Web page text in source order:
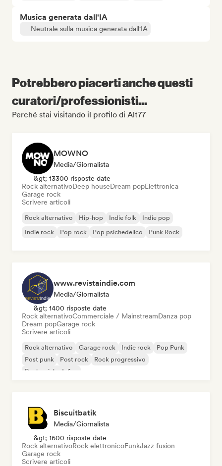
Musica generata dall'IA
Neutrale sulla musica generata dall'IA
Potrebbero piacerti anche questi
curatori/professionisti...
Perché stai visitando il profilo di Alt77
MOWNO
Media/Giornalista
&gt; 13300 risposte date
Rock alternativoDeep houseDream popElettronica
Garage rock
Scrivere articoli
Rock alternativo Hip-hop Indie folk
Indie pop
Indie rock
Pop rock Pop psichedelico Punk Rock
www.revistaindie.com
Media/Giornalista
&gt; 1400 risposte date
Rock alternativoCommerciale / MainstreamDanza pop
Dream popGarage rock
Scrivere articoli
Rock alternativo Garage rock Indie rock
Pop Punk
Post punk
Post rock
Rock progressivo
Rock psichedelico
Biscuitbatik
Media/Giornalista
&gt; 1600 risposte date
Rock alternativoRock elettronicoFunkJazz fusion
Garage rock
Scrivere articoli